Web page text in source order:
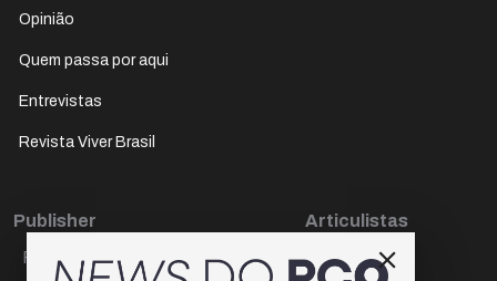
Opinião
Quem passa por aqui
Entrevistas
Revista Viver Brasil
Publisher
Paulo Cesar de Oliveira
Articulistas
Décio Freire